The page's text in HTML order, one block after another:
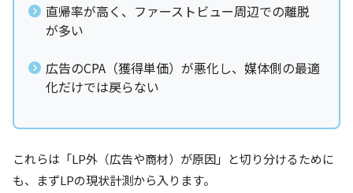
直帰率が高く、ファーストビュー周辺での離脱
が多い
広告のCPA（獲得単価）が悪化し、媒体側の最適
化だけでは戻らない
これらは「LP外（広告や商材）が原因」と切り分けるために
も、まずLPの現状計測から入ります。